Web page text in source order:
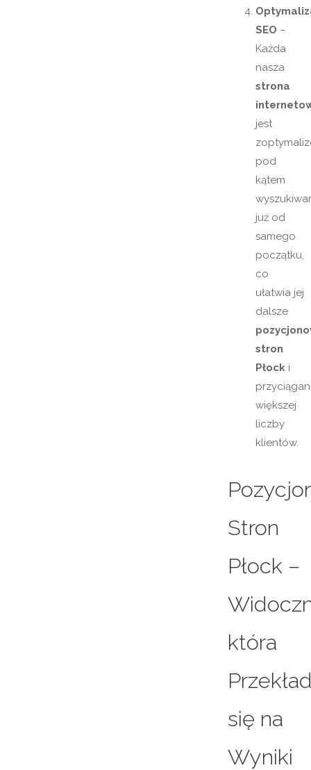
SEO –
Każda
nasza
strona
jest
pod
kątem
już od
samego
początku,
co
ułatwia jej
dalsze
stron
Płock i
większej
liczby
klientów.
Stron
Płock –
która
się na
Wyniki